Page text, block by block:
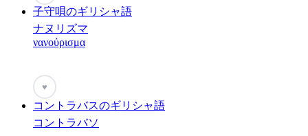
子守唄のギリシャ語
ナヌリズマ
νανούρισμα
♥
コントラバスのギリシャ語
コントラバソ